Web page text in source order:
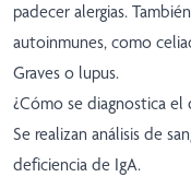
padecer alergias.
autoinmunes, como
Graves o lupus.
¿Cómo se diagnostica el
Se realizan análisis de
deficiencia de IgA.